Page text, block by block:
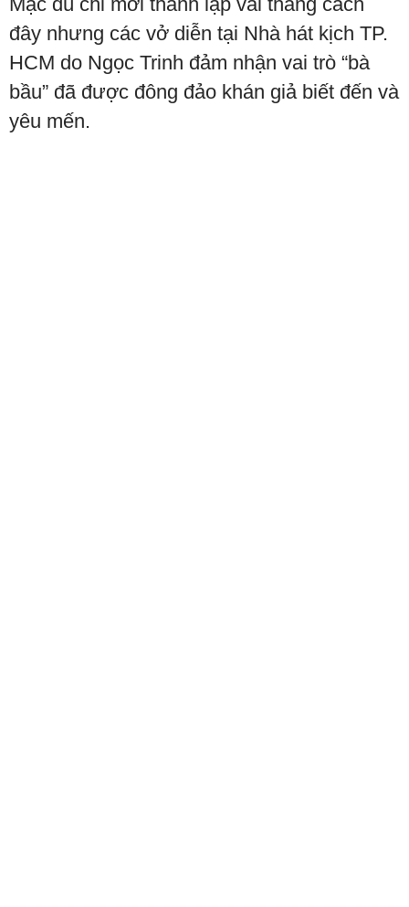
đây nhưng các vở diễn tại Nhà hát kịch TP.
HCM do Ngọc Trinh đảm nhận vai trò “bà
bầu” đã được đông đảo khán giả biết đến và
yêu mến.